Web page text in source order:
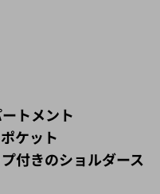
トメント
ケット
付きのショルダース